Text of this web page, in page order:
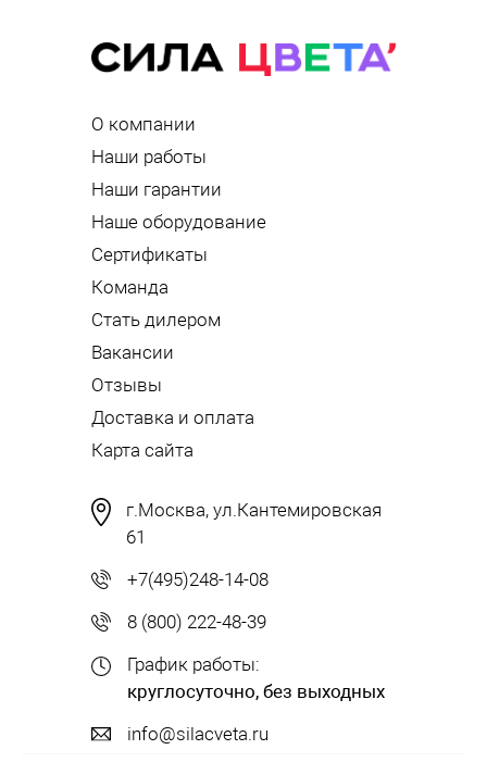
О компании
Наши работы
Наши гарантии
Наше оборудование
Сертификаты
Команда
Стать дилером
Вакансии
Отзывы
Доставка и оплата
Карта сайта
г.Москва, ул.Кантемировская
61
+7(495)248-14-08
8 (800) 222-48-39
График работы:
круглосуточно, без выходных
info@silacveta.ru